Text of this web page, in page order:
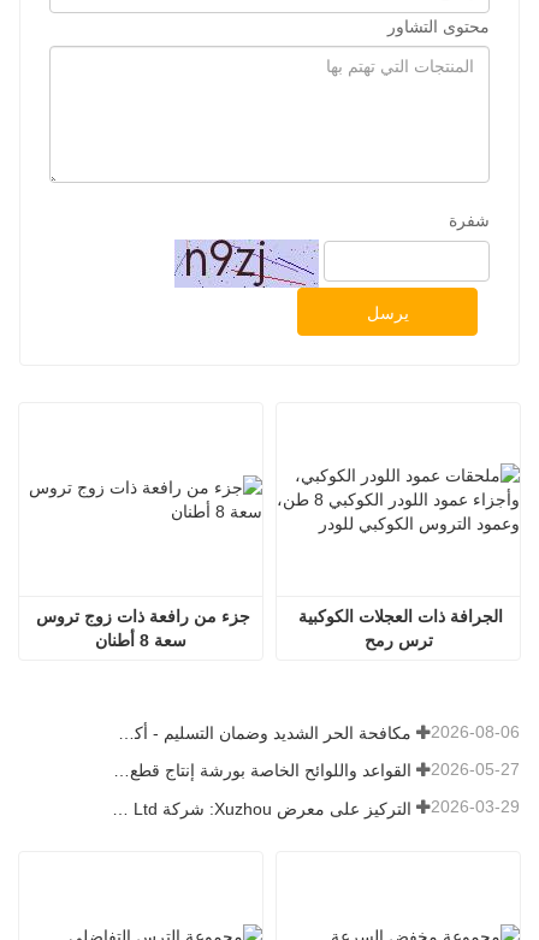
محتوى التشاور
شفرة
يرسل
سعة 8 أطنان
ترس رمح
2026-08-06
القواعد واللوائح الخاصة بورشة إنتاج قطع غيار اللودر —— شركة Shandong Zhaokun Engineering Machinery Co., Ltd 2026-05-27
2026-03-29